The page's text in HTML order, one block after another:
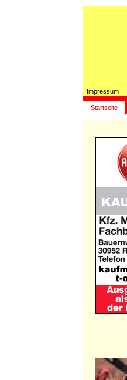
Impressum
Startseite